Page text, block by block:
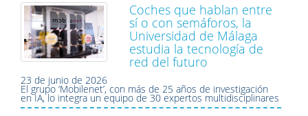
Coches que hablan entre
sí o con semáforos, la
Universidad de Málaga
estudia la tecnología de
red del futuro
23 de junio de 2026
El grupo ‘Mobilenet’, con más de 25 años de investigación
en IA, lo integra un equipo de 30 expertos multidisciplinares